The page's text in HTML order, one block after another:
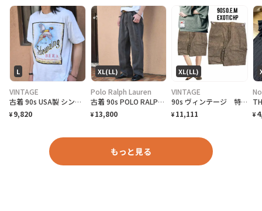
L
VINTAGE
古着 90s USA製 シングルステッチ ビール プロモーション Tシャツ
¥ 9,820
XL(LL)
Polo Ralph Lauren
古着 90s POLO RALPH LAUREN 先染め ブラックデニム デニム
¥ 13,800
XL(LL)
VINTAGE
90s ヴィンテージ 特注 OEM激レア ハーフパンツ 総柄 美品
¥ 11,111 ¥
もっと見る